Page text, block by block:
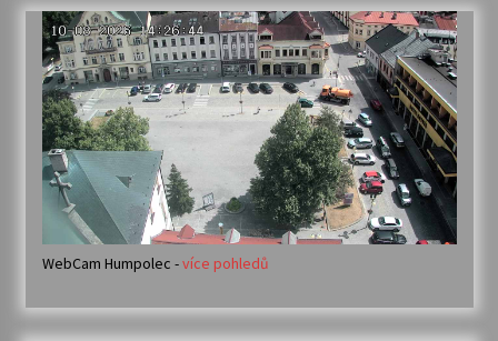
WebCam Humpolec -více pohledů